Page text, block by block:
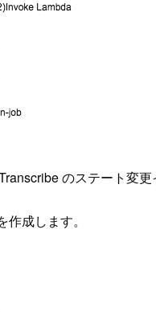
のステート変
成します。